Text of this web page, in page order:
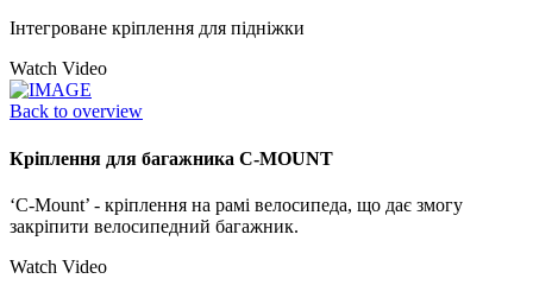
Інтегроване кріплення для підніжки
Watch Video
Back to overview
Кріплення для багажника C-MOUNT
‘C-Mount’ - кріплення на рамі велосипеда, що дає змогу
закріпити велосипедний багажник.
Watch Video